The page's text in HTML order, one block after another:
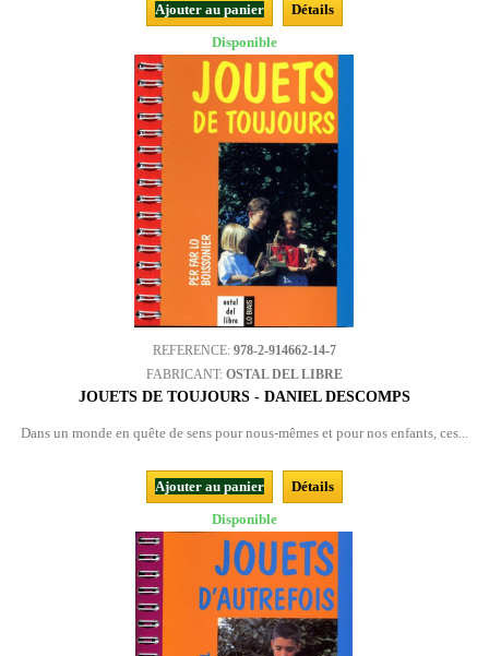
Ajouter au panier
Détails
Disponible
REFERENCE: 978-2-914662-14-7
FABRICANT: OSTAL DEL LIBRE
JOUETS DE TOUJOURS - DANIEL DESCOMPS
Dans un monde en quête de sens pour nous-mêmes et pour nos enfants, ces...
Ajouter au panier
Détails
Disponible